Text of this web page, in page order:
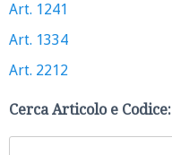
Art. 1241
Art. 1334
Art. 2212
Cerca Articolo e Codice: